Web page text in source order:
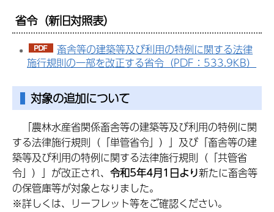
省令（新旧対照表）
畜舎等の建築等及び利用の特例に関する法律
施行規則の一部を改正する省令（PDF：533.9KB）
対象の追加について
「農林水産省関係畜舎等の建築等及び利用の特例に関
する法律施行規則（「単管省令」）」及び「畜舎等の建
築等及び利用の特例に関する法律施行規則（「共管省
令」）」が改正され、 令和5年4月1日より新たに畜舎等
の保管庫等が対象となりました。
※詳しくは、リーフレット等をご確認ください。